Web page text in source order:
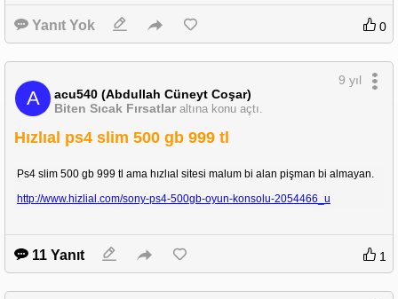
Yanıt Yok 0
A
acu540 (Abdullah Cüneyt Coşar)
Biten Sıcak Fırsatlar altına konu açtı.
9 yıl
Hızlıal ps4 slim 500 gb 999 tl
Ps4 slim 500 gb 999 tl ama hızlıal sitesi malum bi alan pişman bi almayan.
http://www.hizlial.com/sony-ps4-500gb-oyun-konsolu-2054466_u
11 Yanıt 1